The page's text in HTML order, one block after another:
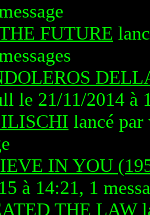
FUTURE
le 21/11/2014 à
lancé
IN YOU
à 14:21, 1
THE LAW